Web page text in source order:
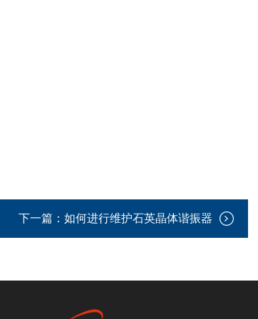
下一篇： 如何进行维护石英晶体谐振器